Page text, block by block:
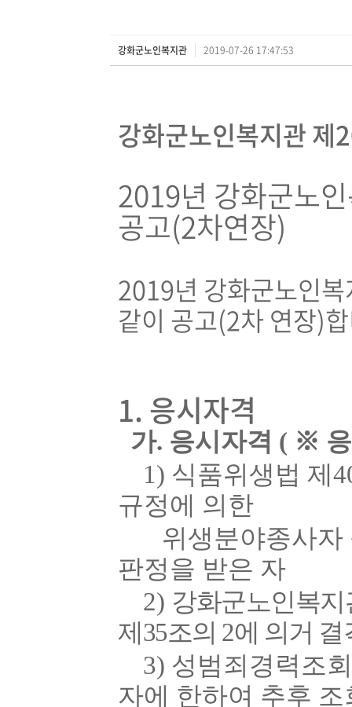
강화군노인복지관 2019-07-26 17:47:53
강화군노인복지관
2019년 강화군노
공고(2차연장)
2019년 강화군노인
같이 공고(2차 연장)
1. 응시자격
가. 응시자격 ( ※
1) 식품위생법 제
규정에 의한
위생분야종사자
판정을 받은 자
2) 강화군노인복
제 35조의 2에 의거
3) 성범죄경력조
자에 한하여 추후 조